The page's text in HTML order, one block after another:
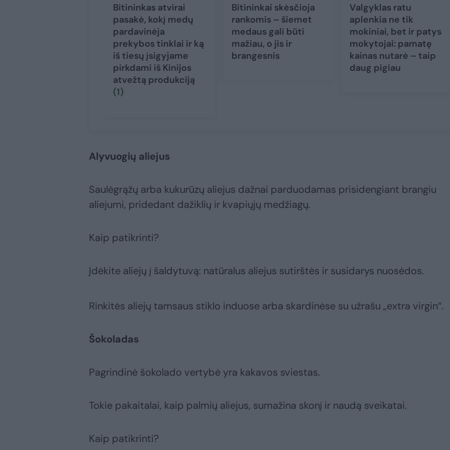
Bitininkas atvirai
pasakė, kokį medų
pardavinėja
prekybos tinklai ir ką
iš tiesų įsigyjame
pirkdami iš Kinijos
atvežtą produkciją
(1)
Bitininkai skėsčioja
rankomis – šiemet
medaus gali būti
mažiau, o jis ir
brangesnis
Valgyklas ratu
aplenkia ne tik
mokiniai, bet ir patys
mokytojai: pamatę
kainas nutarė – taip
daug pigiau
Alyvuogių aliejus
Saulėgrąžų arba kukurūzų aliejus dažnai parduodamas prisidengiant brangiu
aliejumi, pridedant dažiklių ir kvapiųjų medžiagų.
Kaip patikrinti?
Įdėkite aliejų į šaldytuvą: natūralus aliejus sutirštės ir susidarys nuosėdos.
Rinkitės aliejų tamsaus stiklo induose arba skardinėse su užrašu „extra virgin“.
Šokoladas
Pagrindinė šokolado vertybė yra kakavos sviestas.
Tokie pakaitalai, kaip palmių aliejus, sumažina skonį ir naudą sveikatai.
Kaip patikrinti?